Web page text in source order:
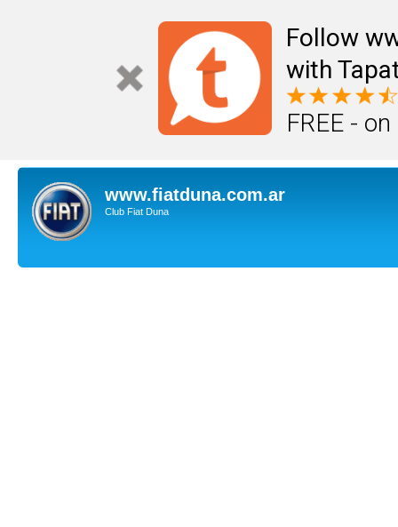
Follow
with
FREE -
www.fiatduna.com.ar
Club Fiat Duna